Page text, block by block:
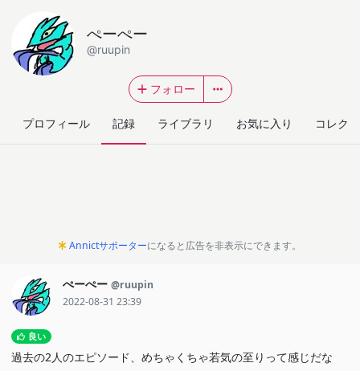
ぺーぺー
@ruupin
フォロー
プロフィール 記録 ライブラリ お気に入り コレク
Annictサポーターになると広告を非表示にできます。
ぺーぺー @ruupin
2022-08-31 23:39
良い
過去の2人のエピソード、めちゃくちゃ若気の至りって感じだな